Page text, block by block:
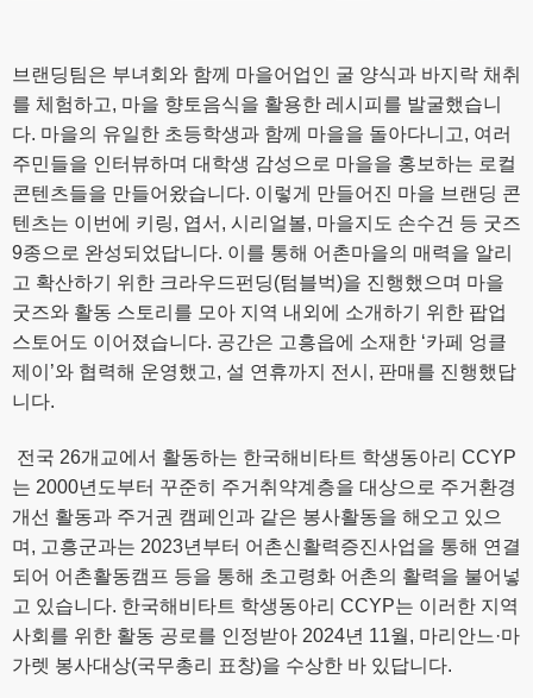
브랜딩팀은 부녀회와 함께 마을어업인 굴 양식과 바지락 채취
를 체험하고, 마을 향토음식을 활용한 레시피를 발굴했습니
다. 마을의 유일한 초등학생과 함께 마을을 돌아다니고, 여러
주민들을 인터뷰하며 대학생 감성으로 마을을 홍보하는 로컬
콘텐츠들을 만들어왔습니다. 이렇게 만들어진 마을 브랜딩 콘
텐츠는 이번에 키링, 엽서, 시리얼볼, 마을지도 손수건 등 굿즈
9종으로 완성되었답니다. 이를 통해 어촌마을의 매력을 알리
고 확산하기 위한 크라우드펀딩(텀블벅)을 진행했으며 마을
굿즈와 활동 스토리를 모아 지역 내외에 소개하기 위한 팝업
스토어도 이어졌습니다. 공간은 고흥읍에 소재한 ‘카페 엉클
제이’와 협력해 운영했고, 설 연휴까지 전시, 판매를 진행했답
니다.
전국 26개교에서 활동하는 한국해비타트 학생동아리 CCYP
는 2000년도부터 꾸준히 주거취약계층을 대상으로 주거환경
개선 활동과 주거권 캠페인과 같은 봉사활동을 해오고 있으
며, 고흥군과는 2023년부터 어촌신활력증진사업을 통해 연결
되어 어촌활동캠프 등을 통해 초고령화 어촌의 활력을 불어넣
고 있습니다. 한국해비타트 학생동아리 CCYP는 이러한 지역
사회를 위한 활동 공로를 인정받아 2024년 11월, 마리안느·마
가렛 봉사대상(국무총리 표창)을 수상한 바 있답니다.